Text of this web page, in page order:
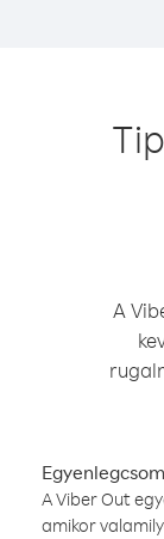
A
A Viber Out
amikor